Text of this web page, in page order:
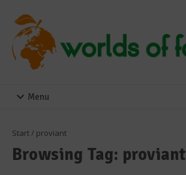
Menu
Start/ proviant
Browsing Tag: proviant